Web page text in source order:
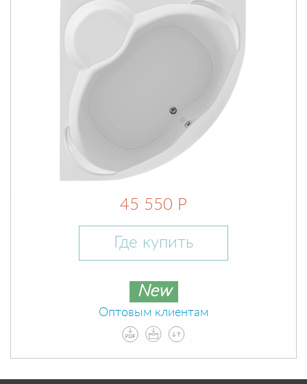
45 550 Р
Где купить
New
Оптовым клиентам